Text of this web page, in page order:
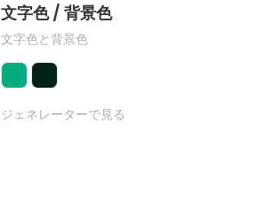
文字色 / 背景色
文字色と背景色
ジェネレーターで見る